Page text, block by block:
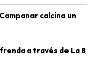
calcina un
a través de La 8